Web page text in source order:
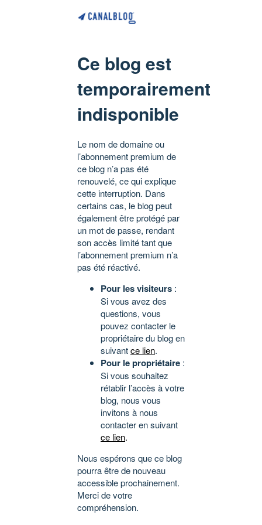
Ce blog est
temporairement
indisponible
Le nom de domaine ou
l’abonnement premium de
ce blog n’a pas été
renouvelé, ce qui explique
cette interruption. Dans
certains cas, le blog peut
également être protégé par
un mot de passe, rendant
son accès limité tant que
l’abonnement premium n’a
pas été réactivé.
Pour les visiteurs :
Si vous avez des
questions, vous
pouvez contacter le
propriétaire du blog en
suivantce lien.
Pour le propriétaire :
Si vous souhaitez
rétablir l’accès à votre
blog, nous vous
invitons à nous
contacter en suivant
ce lien.
Nous espérons que ce blog
pourra être de nouveau
accessible prochainement.
Merci de votre
compréhension.